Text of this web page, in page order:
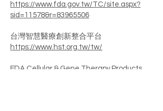
https://www.fda.gov.tw/TC/site.aspx?
sid=11578&r=83965506
台灣智慧醫療創新整合平台
https://www.hst.org.tw/tw/
FDA Cellular & Gene Therapy Products